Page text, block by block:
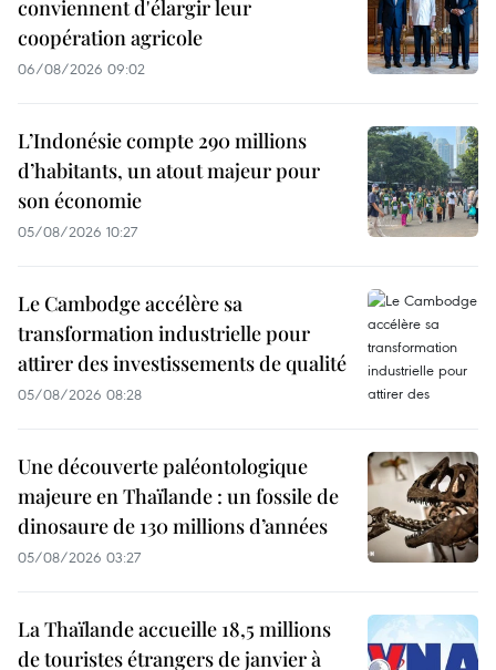
conviennent d'élargir leur
coopération agricole
06/08/2026 09:02
L’Indonésie compte 290 millions
d’habitants, un atout majeur pour
son économie
05/08/2026 10:27
Le Cambodge accélère sa
transformation industrielle pour
attirer des investissements de qualité
05/08/2026 08:28
Une découverte paléontologique
majeure en Thaïlande : un fossile de
dinosaure de 130 millions d’années
05/08/2026 03:27
La Thaïlande accueille 18,5 millions
de touristes étrangers de janvier à